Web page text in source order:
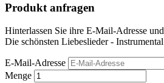
Produkt anfragen
Hinterlassen Sie ihre E-Mail-Adresse
Die schönsten Liebeslieder -
E-Mail-Adresse
Menge